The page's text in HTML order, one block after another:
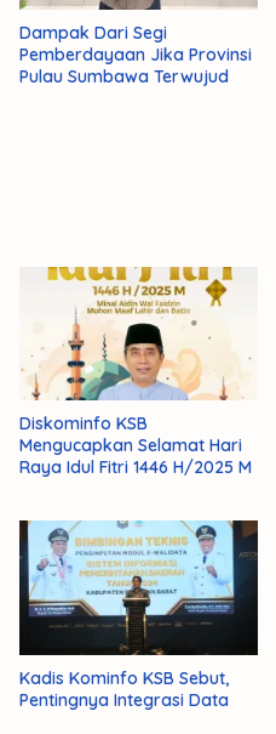
Dampak Dari Segi
Pemberdayaan Jika Provinsi
Pulau Sumbawa Terwujud
Diskominfo KSB
Mengucapkan Selamat Hari
Raya Idul Fitri 1446 H/2025 M
Kadis Kominfo KSB Sebut,
Pentingnya Integrasi Data